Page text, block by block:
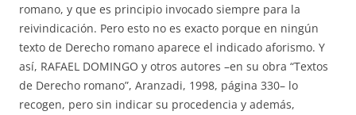
romano, y que es principio invocado siempre para la
reivin­dica­ción. Pero esto no es exac­to porque en ningún
texto de Derecho romano aparece el indicado aforismo. Y
así, RAFAEL DOMINGO y otros autores –en su obra “Textos
de Derecho romano”, Aranzadi, 1998, página 330– lo
recogen, pero sin in­dicar su procedencia y además,